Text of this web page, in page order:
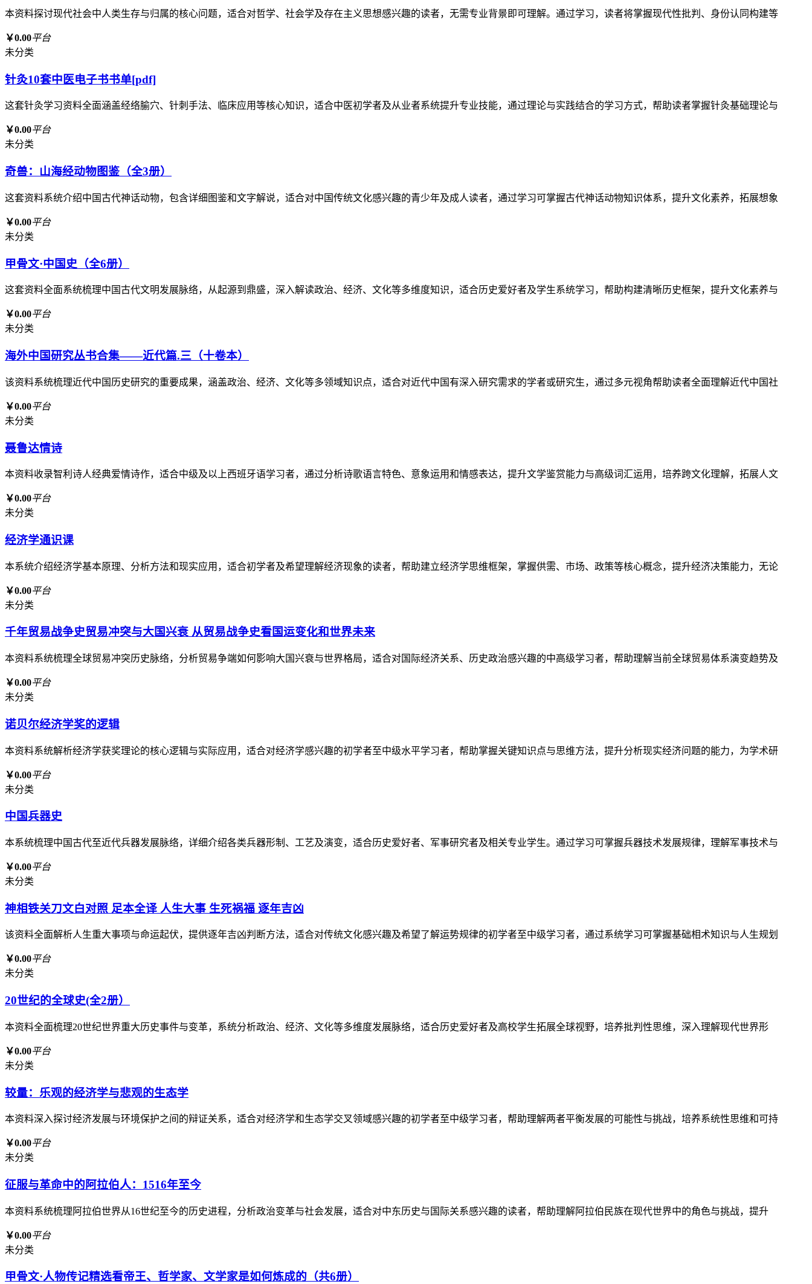
本资料探讨现代社会中人类生存与归属的核心问题，适合对哲学、社会学及存在主义思想感兴趣的读者，无需专业背景即可理解。通过学习，读者将掌握现代性批判、身份认同构建等
￥0.00平台
未分类
针灸10套中医电子书书单[pdf]
这套针灸学习资料全面涵盖经络腧穴、针刺手法、临床应用等核心知识，适合中医初学者及从业者系统提升专业技能，通过理论与实践结合的学习方式，帮助读者掌握针灸基础理论与
￥0.00平台
未分类
奇兽：山海经动物图鉴（全3册）
这套资料系统介绍中国古代神话动物，包含详细图鉴和文字解说，适合对中国传统文化感兴趣的青少年及成人读者，通过学习可掌握古代神话动物知识体系，提升文化素养，拓展想象
￥0.00平台
未分类
甲骨文·中国史（全6册）
这套资料全面系统梳理中国古代文明发展脉络，从起源到鼎盛，深入解读政治、经济、文化等多维度知识，适合历史爱好者及学生系统学习，帮助构建清晰历史框架，提升文化素养与
￥0.00平台
未分类
海外中国研究丛书合集——近代篇.三（十卷本）
该资料系统梳理近代中国历史研究的重要成果，涵盖政治、经济、文化等多领域知识点，适合对近代中国有深入研究需求的学者或研究生，通过多元视角帮助读者全面理解近代中国社
￥0.00平台
未分类
聂鲁达情诗
本资料收录智利诗人经典爱情诗作，适合中级及以上西班牙语学习者，通过分析诗歌语言特色、意象运用和情感表达，提升文学鉴赏能力与高级词汇运用，培养跨文化理解，拓展人文
￥0.00平台
未分类
经济学通识课
本系统介绍经济学基本原理、分析方法和现实应用，适合初学者及希望理解经济现象的读者，帮助建立经济学思维框架，掌握供需、市场、政策等核心概念，提升经济决策能力，无论
￥0.00平台
未分类
千年贸易战争史贸易冲突与大国兴衰 从贸易战争史看国运变化和世界未来
本资料系统梳理全球贸易冲突历史脉络，分析贸易争端如何影响大国兴衰与世界格局，适合对国际经济关系、历史政治感兴趣的中高级学习者，帮助理解当前全球贸易体系演变趋势及
￥0.00平台
未分类
诺贝尔经济学奖的逻辑
本资料系统解析经济学获奖理论的核心逻辑与实际应用，适合对经济学感兴趣的初学者至中级水平学习者，帮助掌握关键知识点与思维方法，提升分析现实经济问题的能力，为学术研
￥0.00平台
未分类
中国兵器史
本系统梳理中国古代至近代兵器发展脉络，详细介绍各类兵器形制、工艺及演变，适合历史爱好者、军事研究者及相关专业学生。通过学习可掌握兵器技术发展规律，理解军事技术与
￥0.00平台
未分类
神相铁关刀文白对照 足本全译 人生大事 生死祸福 逐年吉凶
该资料全面解析人生重大事项与命运起伏，提供逐年吉凶判断方法，适合对传统文化感兴趣及希望了解运势规律的初学者至中级学习者，通过系统学习可掌握基础相术知识与人生规划
￥0.00平台
未分类
20世纪的全球史(全2册）
本资料全面梳理20世纪世界重大历史事件与变革，系统分析政治、经济、文化等多维度发展脉络，适合历史爱好者及高校学生拓展全球视野，培养批判性思维，深入理解现代世界形
￥0.00平台
未分类
较量：乐观的经济学与悲观的生态学
本资料深入探讨经济发展与环境保护之间的辩证关系，适合对经济学和生态学交叉领域感兴趣的初学者至中级学习者，帮助理解两者平衡发展的可能性与挑战，培养系统性思维和可持
￥0.00平台
未分类
征服与革命中的阿拉伯人：1516年至今
本资料系统梳理阿拉伯世界从16世纪至今的历史进程，分析政治变革与社会发展，适合对中东历史与国际关系感兴趣的读者，帮助理解阿拉伯民族在现代世界中的角色与挑战，提升
￥0.00平台
未分类
甲骨文·人物传记精选看帝王、哲学家、文学家是如何炼成的（共6册）